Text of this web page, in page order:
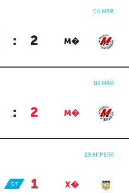
04 МАЯ
: 2 М�
02 МАЯ
: 2 М�
29 АПРЕЛЯ
: 1 Х�
ОТ